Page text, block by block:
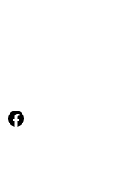
Facebook